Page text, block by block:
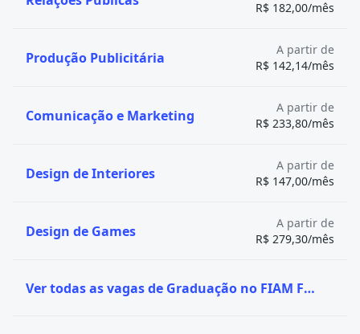
R$ 182,00/mês
Produção Publicitária
A partir de
R$ 142,14/mês
Comunicação e Marketing
A partir de
R$ 233,80/mês
Design de Interiores
A partir de
R$ 147,00/mês
Design de Games
A partir de
R$ 279,30/mês
Ver todas as vagas de Graduação no FIAM FAAM